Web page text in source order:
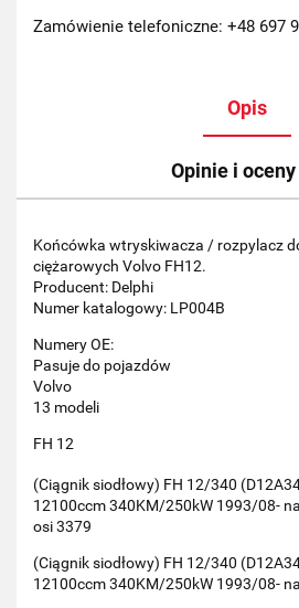
Zamówienie telefoniczne: +48 697
Opis
Opinie i oceny
Końcówka wtryskiwacza / rozpylacz
ciężarowych Volvo FH12.
Producent: Delphi
Numer katalogowy: LP004B
Numery OE:
Pasuje do pojazdów
Volvo
13 modeli
FH 12
(Ciągnik siodłowy) FH 12/340
12100ccm 340KM/250kW 1993/08-
osi 3379
(Ciągnik siodłowy) FH 12/340
12100ccm 340KM/250kW 1993/08-